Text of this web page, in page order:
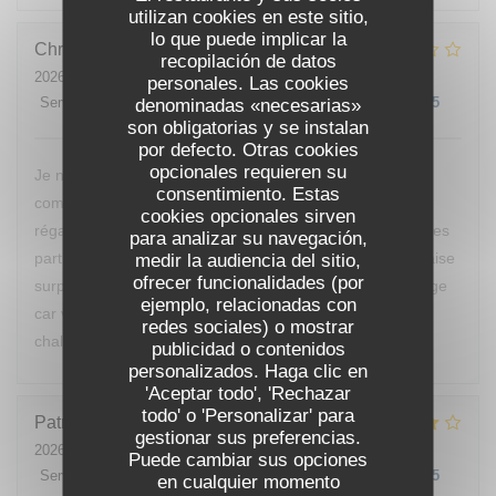
utilizan cookies en este sitio,
lo que puede implicar la
recopilación de datos
personales. Las cookies
denominadas «necesarias»
son obligatorias y se instalan
por defecto. Otras cookies
opcionales requieren su
consentimiento. Estas
cookies opcionales sirven
para analizar su navegación,
medir la audiencia del sitio,
ofrecer funcionalidades (por
ejemplo, relacionadas con
redes sociales) o mostrar
publicidad o contenidos
personalizados. Haga clic en
'Aceptar todo', 'Rechazar
todo' o 'Personalizar' para
gestionar sus preferencias.
Puede cambiar sus opciones
en cualquier momento
Christine
2026-07-25
- 20:00 - Invitados 2
Servicio
Ambiente: 2/5 Menú: 1/5 Calidad / Precio /5
Je ne reviendrai pas manger chez vous, nous avons
commandé des moules, nous ne sommes vraiment pas
régalés, pas mieux qu’à la cantine. D’ailleurs nous sommes
partis avant le dessert de peur d’avoir encore une mauvaise
surprise. Vous devriez changer de cuisinier c’est dommage
car votre restaurant est bien placé et votre accueil était
chaleureux.
Patrick
2026-07-24
- 12:00 - Invitados 1
Servicio
Ambiente: 4/5 Menú: 4/5 Calidad / Precio /5